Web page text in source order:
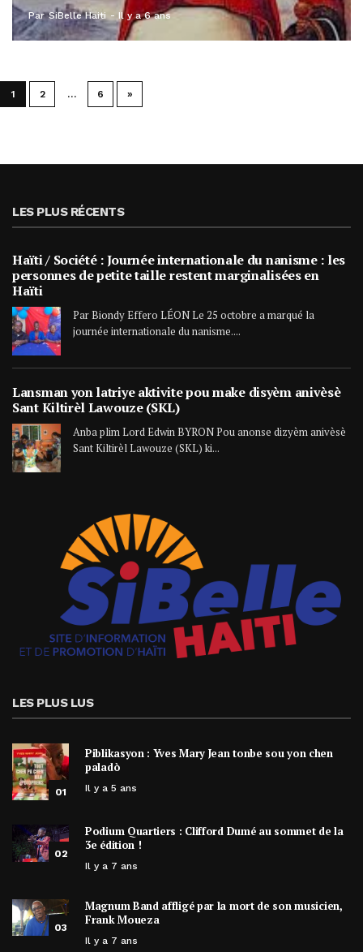
Par SiBelle Haiti Il y a 6 ans
1 2 … 6 »
LES PLUS RÉCENTS
Haïti / Société : Journée internationale du nanisme : les
personnes de petite taille restent marginalisées en
Haïti
Par Biondy Effero LÉON Le 25 octobre a marqué la
journée internationale du nanisme....
Lansman yon latriye aktivite pou make disyèm anivèsè
Sant Kiltirèl Lawouze (SKL)
Anba plim Lord Edwin BYRON Pou anonse dizyèm anivèsè
Sant Kiltirèl Lawouze (SKL) ki...
LES PLUS LUS
01
Piblikasyon : Yves Mary Jean tonbe sou yon chen
paladò
Il y a 5 ans
02
Podium Quartiers : Clifford Dumé au sommet de la
3e édition !
Il y a 7 ans
03
Magnum Band affligé par la mort de son musicien,
Frank Moueza
Il y a 7 ans